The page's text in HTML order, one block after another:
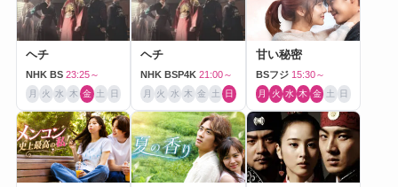
ヘチ
NHK BS 23:25～
月 火 水 木 金 土 日
ヘチ
NHK BSP4K 21:00～
月 火 水 木 金 土 日
甘い秘密
BSフジ 15:30～
月 火 水 木 金 土 日